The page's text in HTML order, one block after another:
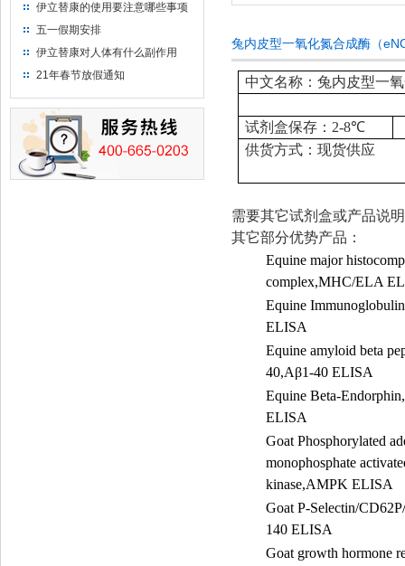
伊立替康的使用要注意哪些事项
五一假期安排
伊立替康对人体有什么副作用
21年春节放假通知
兔内皮型一氧化氮合成酶（
中文名称：兔内皮型一
试剂盒保存： 2-8℃
供货方式：现货供应
需要其它试剂盒或产品说
其它部分优势产品：
Equine major
complex,MHC/ELA
Equine
ELISA
Equine amyloid beta
40,Aβ1-40 ELISA
Equine Beta-Endorphin,
ELISA
Goat Phosphorylated
monophosphate
kinase,AMPK ELISA
Goat P-Selectin/
140 ELISA
Goat growth hormone